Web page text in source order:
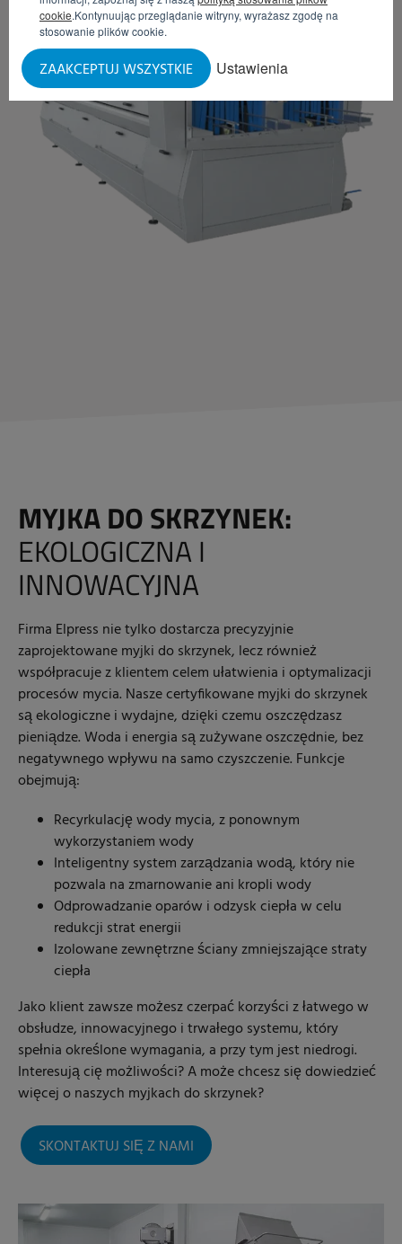
cookie.Kontynuując przeglądanie witryny, wyrażasz zgodę na
stosowanie plików cookie.
Ustawienia
ZAAKCEPTUJ WSZYSTKIE
MYJKA DO SKRZYNEK:
EKOLOGICZNA I
INNOWACYJNA
Firma Elpress nie tylko dostarcza precyzyjnie
zaprojektowane myjki do skrzynek, lecz również
współpracuje z klientem celem ułatwienia i optymalizacji
procesów mycia. Nasze certyfikowane myjki do skrzynek
są ekologiczne i wydajne, dzięki czemu oszczędzasz
pieniądze. Woda i energia są zużywane oszczędnie, bez
negatywnego wpływu na samo czyszczenie. Funkcje
obejmują:
Recyrkulację wody mycia, z ponownym
wykorzystaniem wody
Inteligentny system zarządzania wodą, który nie
pozwala na zmarnowanie ani kropli wody
Odprowadzanie oparów i odzysk ciepła w celu
redukcji strat energii
Izolowane zewnętrzne ściany zmniejszające straty
ciepła
Jako klient zawsze możesz czerpać korzyści z łatwego w
obsłudze, innowacyjnego i trwałego systemu, który
spełnia określone wymagania, a przy tym jest niedrogi.
Interesują cię możliwości? A może chcesz się dowiedzieć
więcej o naszych myjkach do skrzynek?
SKONTAKTUJ SIĘ Z NAMI